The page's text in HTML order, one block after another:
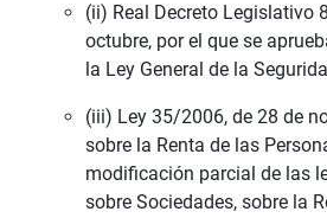
(ii) Real Decreto Legislativo
octubre, por el que se
la Ley General de la
(iii) Ley 35/2006, de 28 de
sobre la Renta de las
modificación parcial de las
sobre Sociedades, sobre la